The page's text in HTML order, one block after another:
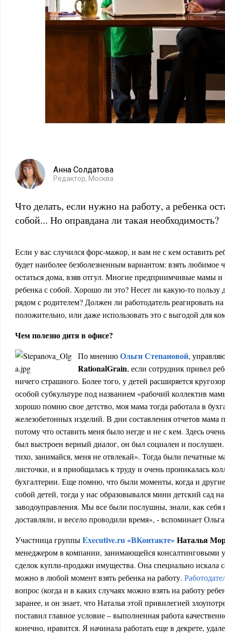
Анна Солдатова
Редактор, Москва
Что делать, если нужно на работу, а ребенка
собой... Но оправдана ли такая необходимость?
Если у вас случился форс-мажор, и вам не с кем оставить
будет наиболее безболезненным вариантом: взять любимое
остаться дома, взяв отгул. Многие предприимчивые мамы
ребенка с собой. Хорошо ли это? Несет ли какую-то пользу
рядом с родителем? Должен ли работодатель реагировать
положительно, или даже использовать это с выгодой для
Чем полезно дитя в офисе?
По мнениюОльги Степановой,
RationalGrain, если сотрудник привел
ничего страшного. Более того, у детей расширяется
особой субкультуре под названием «рабочий коллектив
хорошо помню свое детство, моя мама тогда работала в
железобетонных изделий. В дни составления отчетов мама
потому что оставить меня было негде и не с кем. Здесь
был выстроен верный диалог, он был социален и
тихо, занимайся, меня не отвлекай». Тогда были печатные
листочки, и я приобщалась к труду и очень проникалась
бухгалтерии. Еще помню, что были моменты, когда и
собой детей, тогда у нас образовывался мини детский сад
заводоуправления. Мы все были послушны, знали, как себя
доставляли, и весело проводили время», - вспоминает
Участница группыExecutive.ru «ВКонтакте»Наталья
менеджером в компании, занимающейся консалтинговыми
сделок купли-продажи имущества. Она специально искала
можно в любой момент взять ребенка на работу.
вопрос (когда и в каких случаях можно взять на работу
заранее, и он знает, что Наталья этой привилегией
поставил главное условие – выполненная работа
конечно, нравится. Я начинала работать еще в декрете,